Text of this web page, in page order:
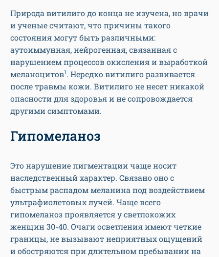
Природа витилиго до конца не изучена, но врачи
и ученые считают, что причины такого
состояния могут быть различными:
аутоиммунная, нейрогенная, связанная с
нарушением процессов окисления и выработкой
меланоцитов1. Нередко витилиго развивается
после травмы кожи. Витилиго не несет никакой
опасности для здоровья и не сопровождается
другими симптомами.
Гипомеланоз
Это нарушение пигментации чаще носит
наследственный характер. Связано оно с
быстрым распадом меланина под воздействием
ультрафиолетовых лучей. Чаще всего
гипомеланоз проявляется у светлокожих
женщин 30-40. Очаги осветления имеют четкие
границы, не вызывают неприятных ощущений
и обостряются при длительном пребывании на